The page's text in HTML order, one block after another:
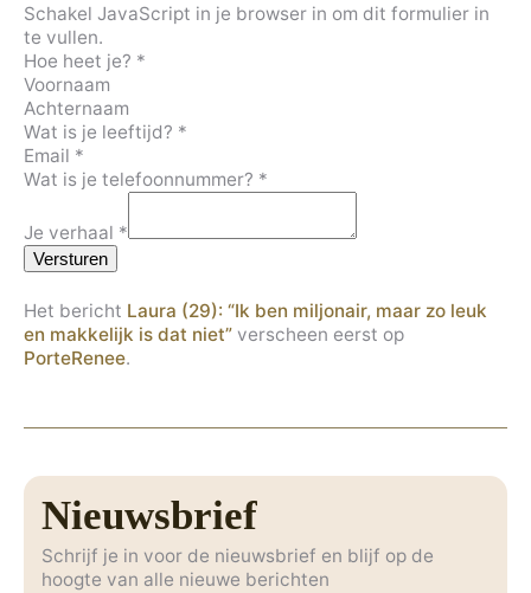
Schakel JavaScript in je browser in om dit formulier in
te vullen.
Hoe heet je? *
Voornaam
Achternaam
Wat is je leeftijd? *
Email *
Wat is je telefoonnummer? *
Je verhaal *
Versturen
Het bericht Laura (29): “Ik ben miljonair, maar zo leuk
en makkelijk is dat niet” verscheen eerst op
PorteRenee.
Nieuwsbrief
Schrijf je in voor de nieuwsbrief en blijf op de
hoogte van alle nieuwe berichten